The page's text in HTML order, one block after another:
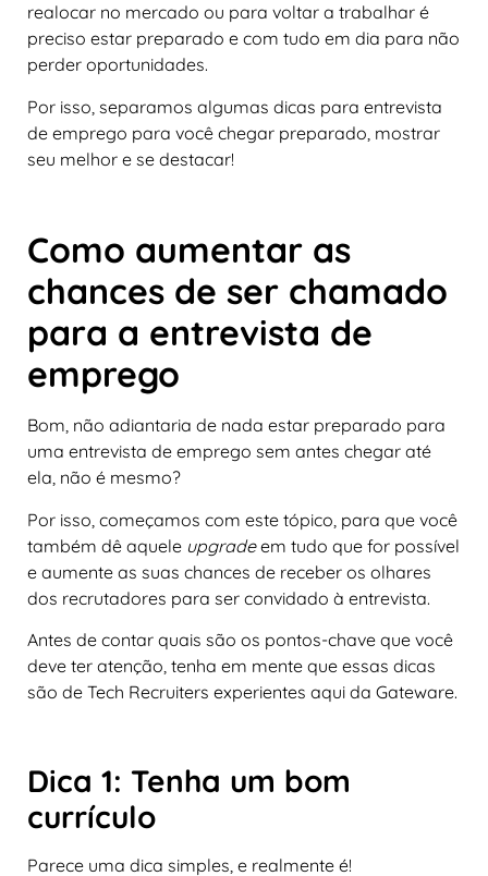
realocar no mercado ou para voltar a trabalhar é
preciso estar preparado e com tudo em dia para não
perder oportunidades.
Por isso, separamos algumas dicas para entrevista
de emprego para você chegar preparado, mostrar
seu melhor e se destacar!
Como aumentar as
chances de ser chamado
para a entrevista de
emprego
Bom, não adiantaria de nada estar preparado para
uma entrevista de emprego sem antes chegar até
ela, não é mesmo?
Por isso, começamos com este tópico, para que você
também dê aquele upgradeem tudo que for possível
e aumente as suas chances de receber os olhares
dos recrutadores para ser convidado à entrevista.
Antes de contar quais são os pontos-chave que você
deve ter atenção, tenha em mente que essas dicas
são de Tech Recruiters experientes aqui da Gateware.
Dica 1: Tenha um bom
currículo
Parece uma dica simples, e realmente é!